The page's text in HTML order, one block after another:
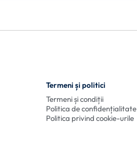
Termeni și politici
Termeni și condiții
Politica de confidențialitate
Politica privind cookie-urile